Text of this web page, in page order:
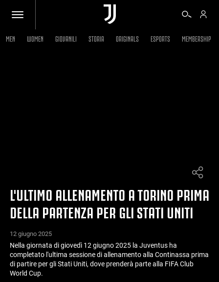
ALTRO
MEN WOMEN GIOVANILI STORIA ORIGINALS ESPORTS MEMBERSHIP
L'ULTIMO ALLENAMENTO A TORINO PRIMA
DELLA PARTENZA PER GLI STATI UNITI
12 giugno 2025
Nella giornata di giovedì 12 giugno 2025 la Juventus ha
completato l'ultima sessione di allenamento alla Continassa prima
di partire per gli Stati Uniti, dove prenderà parte alla FIFA Club
World Cup.